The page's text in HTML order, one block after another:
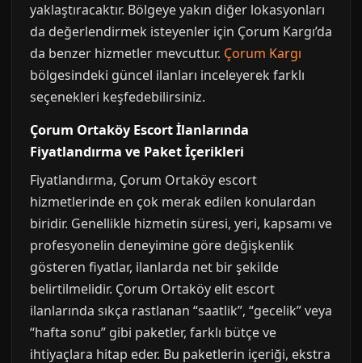
yaklaştıracaktır. Bölgeye yakın diğer lokasyonları
da değerlendirmek isteyenler için Çorum Kargı’da
da benzer hizmetler mevcuttur. Çorum Kargı
bölgesindeki güncel ilanları inceleyerek farklı
seçenekleri keşfedebilirsiniz.
Çorum Ortaköy Escort İlanlarında
Fiyatlandırma ve Paket İçerikleri
Fiyatlandırma, Çorum Ortaköy escort
hizmetlerinde en çok merak edilen konulardan
biridir. Genellikle hizmetin süresi, yeri, kapsamı ve
profesyonelin deneyimine göre değişkenlik
gösteren fiyatlar, ilanlarda net bir şekilde
belirtilmelidir. Çorum Ortaköy elit escort
ilanlarında sıkça rastlanan “saatlik”, “gecelik” veya
“hafta sonu” gibi paketler, farklı bütçe ve
ihtiyaçlara hitap eder. Bu paketlerin içeriği, ekstra